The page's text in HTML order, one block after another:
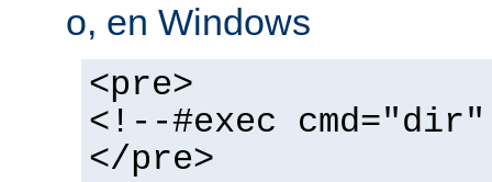
o, en Windows
<pre>
<!--#exec
</pre>